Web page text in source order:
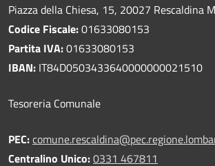
Piazza della Chiesa, 15, 20027 Rescaldina
Codice Fiscale:01633080153
Partita IVA:01633080153
IBAN: IT84D0503433640000000021510
Tesoreria Comunale
PEC:
Centralino Unico:0331 467811